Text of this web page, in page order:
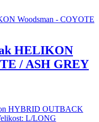
HELIKON
/ ASH GREY